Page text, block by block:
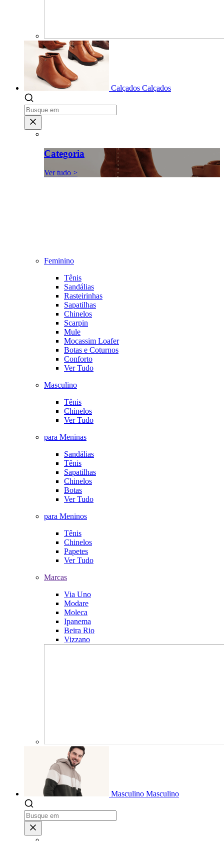
Calçados Calçados
Categoria
Ver tudo >
Feminino
Tênis
Sandálias
Rasteirinhas
Sapatilhas
Chinelos
Scarpin
Mule
Mocassim Loafer
Botas e Coturnos
Conforto
Ver Tudo
Masculino
Tênis
Chinelos
Ver Tudo
para Meninas
Sandálias
Tênis
Sapatilhas
Chinelos
Botas
Ver Tudo
para Meninos
Tênis
Chinelos
Papetes
Ver Tudo
Marcas
Via Uno
Modare
Moleca
Ipanema
Beira Rio
Vizzano
Masculino Masculino